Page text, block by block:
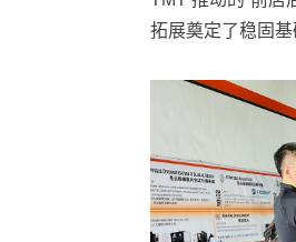
拓展奠定了稳固